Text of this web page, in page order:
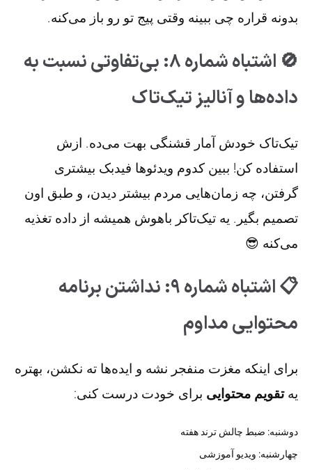
بدونه قراره چی ببینه وقتی پیج تو رو باز می‌کنه.
🚫 اشتباه شماره ۸: بی‌تفاوتی نسبت به
داده‌ها و آنالیز تیک‌تاک
تیک‌تاک خودش آمار قشنگی بهت می‌ده. ازش
استفاده کن! ببین کدوم ویدئوها فیدبک بیشتری
گرفتن، چه زمان‌هایی مردم بیشتر دیدن، و طبق اون
تصمیم بگیر. یه تیک‌تاکر باهوش همیشه از داده تغذیه
می‌کنه 😎
📋 اشتباه شماره ۹: نداشتن برنامه
محتوایی مداوم
برای اینکه مغزت منفجر نشه و ایده‌ها ته نکشن، بهتره
یهتقویم محتوایی برای خودت درست کنی:
دوشنبه: ضبط چالش ترند هفته
چهارشنبه: ویدیو آموزشی